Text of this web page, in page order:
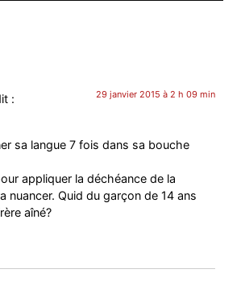
: 29 janvier 2015 à 2 h 09 min
sa langue 7 fois dans sa bouche
appliquer la déchéance de la
nuancer. Quid du garçon de 14 ans
aîné?